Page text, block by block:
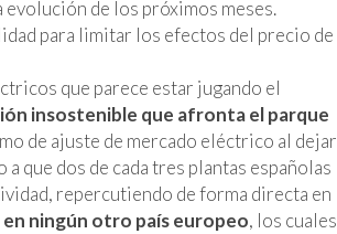
evolución de los próximos meses.
para limitar los efectos del precio de
que parece estar jugando el
insostenible que afronta el parque
de ajuste de mercado eléctrico al dejar
que dos de cada tres plantas españolas
repercutiendo de forma directa en
ningún otro país europeo, los cuales